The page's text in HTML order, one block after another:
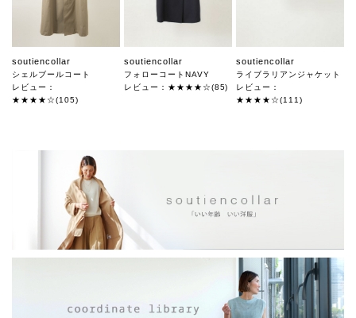
soutiencollar
シェルブールコート
レビュー：
★★★★☆(105)
soutiencollar
フォローコートNAVY
レビュー：★★★★☆(85)
soutiencollar
ライブラリアンジャケット
レビュー：
★★★★☆(111)